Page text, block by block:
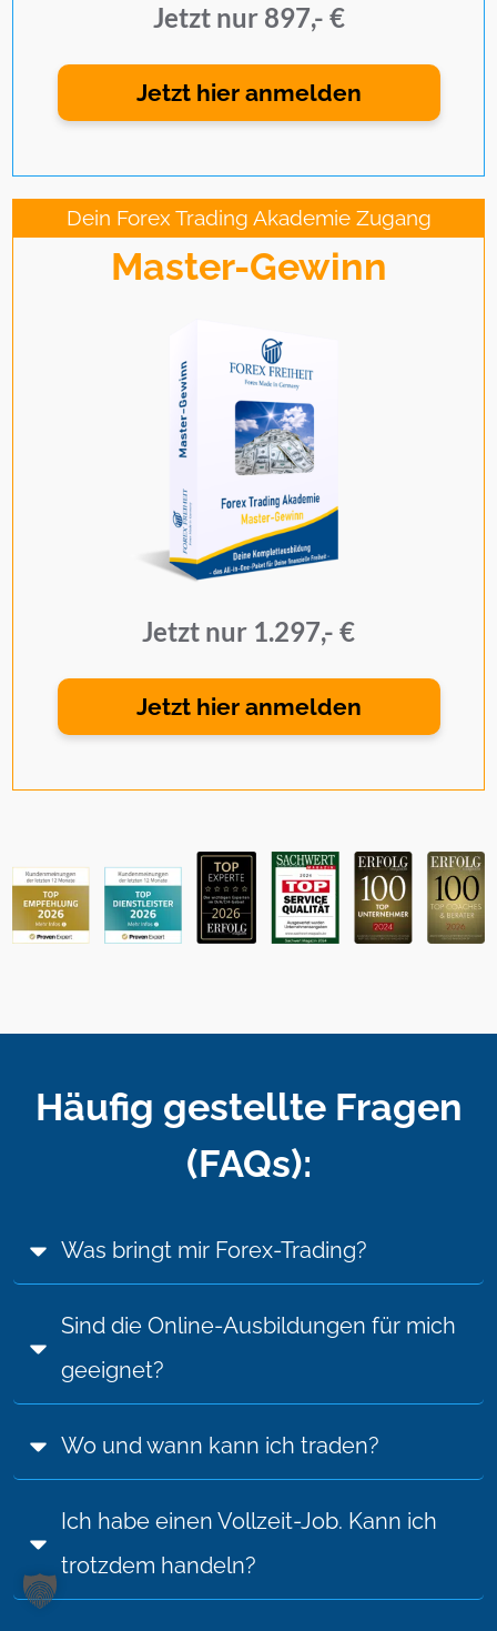
Jetzt nur 897,- €
Jetzt hier anmelden
Dein Forex Trading Akademie Zugang
Master-Gewinn
Jetzt nur 1.297,- €
Jetzt hier anmelden
Häufig gestellte Fragen
(FAQs):
Was bringt mir Forex-Trading?
Sind die Online-Ausbildungen für mich
geeignet?
Wo und wann kann ich traden?
Ich habe einen Vollzeit-Job. Kann ich
trotzdem handeln?